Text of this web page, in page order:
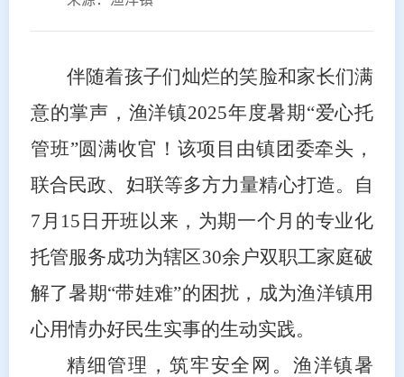
伴随着孩子们灿烂的笑脸和家长们满
意的掌声，渔洋镇2025年度暑期“爱心托
管班”圆满收官！该项目由镇团委牵头，
联合民政、妇联等多方力量精心打造。自
7月15日开班以来，为期一个月的专业化
托管服务成功为辖区30余户双职工家庭破
解了暑期“带娃难”的困扰，成为渔洋镇用
心用情办好民生实事的生动实践。
精细管理，筑牢安全网。渔洋镇暑